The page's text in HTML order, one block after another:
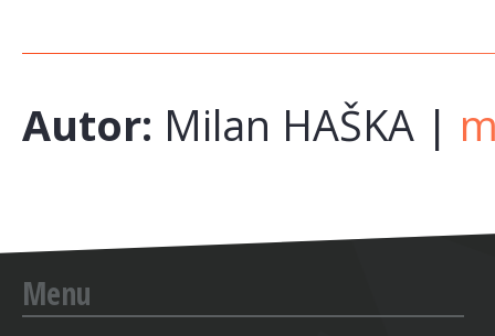
Autor: Milan HAŠKA |
Menu